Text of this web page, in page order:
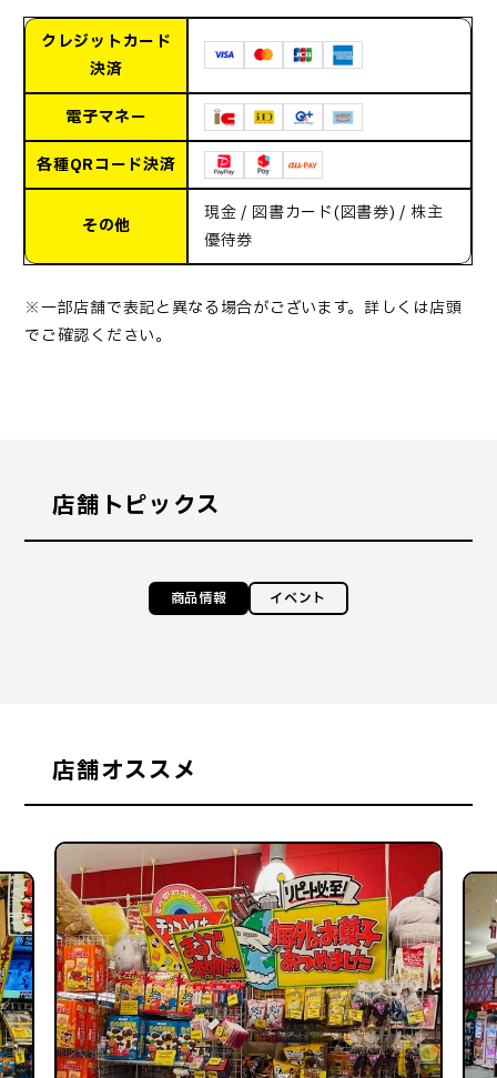
クレジットカード
決済
電子マネー
各種QRコード決済
その他
現金 / 図書カード(図書券) / 株主
優待券
※一部店舗で表記と異なる場合がございます。詳しくは店頭
でご確認ください。
店舗トピックス
商品情報 イベント
店舗オススメ